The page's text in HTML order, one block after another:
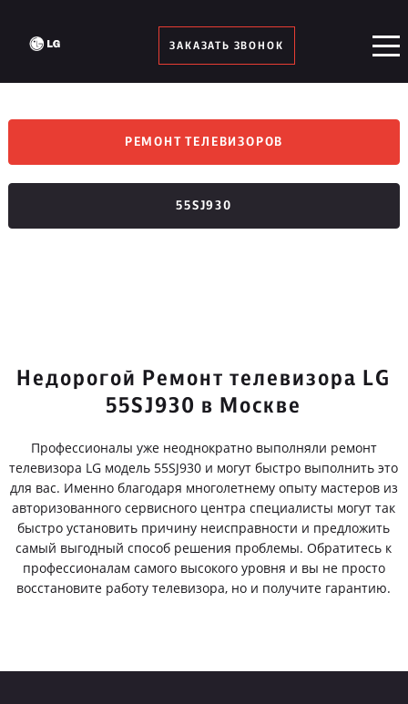
ЗАКАЗАТЬ ЗВОНОК
РЕМОНТ ТЕЛЕВИЗОРОВ
55SJ930
Недорогой Ремонт телевизора LG
55SJ930 в Москве
Профессионалы уже неоднократно выполняли ремонт
телевизора LG модель 55SJ930 и могут быстро выполнить это
для вас. Именно благодаря многолетнему опыту мастеров из
авторизованного сервисного центра специалисты могут так
быстро установить причину неисправности и предложить
самый выгодный способ решения проблемы. Обратитесь к
профессионалам самого высокого уровня и вы не просто
восстановите работу телевизора, но и получите гарантию.